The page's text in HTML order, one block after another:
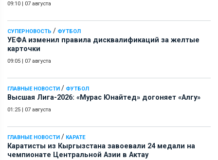
09:10 07 августа
СУПЕРНОВОСТЬ / ФУТБОЛ
УЕФА изменил правила дисквалификаций за желтые
карточки
09:05 07 августа
ГЛАВНЫЕ НОВОСТИ / ФУТБОЛ
Высшая Лига-2026: «Мурас Юнайтед» догоняет «Алгу»
01:25 07 августа
ГЛАВНЫЕ НОВОСТИ / КАРАТЕ
Каратисты из Кыргызстана завоевали 24 медали на
чемпионате Центральной Азии в Актау